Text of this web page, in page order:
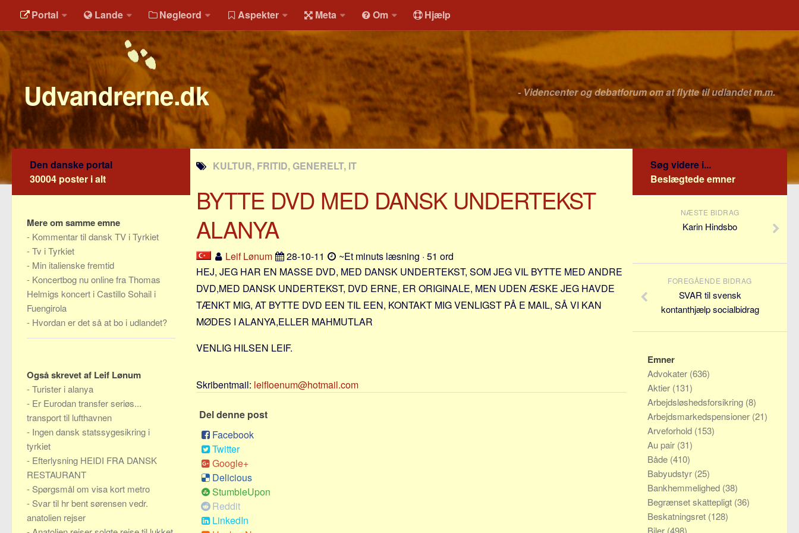
Portal Lande Nøgleord Aspekter Meta Om Hjælp
Udvandrerne.dk - Videncenter og debatforum om at flytte til udlandet m.m.
KULTUR, FRITID, GENERELT, IT
BYTTE DVD MED DANSK UNDERTEKST
ALANYA
Leif Lønum 28-10-11
~Et minuts læsning · 51 ord
HEJ, JEG HAR EN MASSE DVD, MED DANSK UNDERTEKST, SOM JEG VIL BYTTE MED ANDRE
DVD,MED DANSK UNDERTEKST, DVD ERNE, ER ORIGINALE, MEN UDEN ÆSKE JEG HAVDE
TÆNKT MIG, AT BYTTE DVD EEN TIL EEN, KONTAKT MIG VENLIGST PÅ E MAIL, SÅ VI KAN
MØDES I ALANYA,ELLER MAHMUTLAR
VENLIG HILSEN LEIF.
Skribentmail: leifloenum@hotmail.com
Del denne post
Facebook
Twitter
Google+
Delicious
StumbleUpon
Reddit
LinkedIn
Den danske portal
30004 poster i alt
Mere om samme emne
- Kommentar til dansk TV i Tyrkiet
-Tv i Tyrkiet
- Min italienske fremtid
- Koncertbog nu online fra Thomas
Helmigs koncert i Castillo Sohail i
Fuengirola
- Hvordan er det så at bo i udlandet?
Også skrevet af Leif Lønum
-Turister i alanya
- Er Eurodan transfer seriøs...
transport til lufthavnen
- Ingen dansk statssygesikring i
tyrkiet
- Efterlysning HEIDI FRA DANSK
RESTAURANT
- Spørgsmål om visa kort metro
- Svar til hr bent sørensen vedr.
anatolien rejser
Søg videre i...
Beslægtede emner
NÆSTE BIDRAG
Karin Hindsbo
FOREGÅENDE BIDRAG
SVAR til svensk
kontanthjælp socialbidrag
Emner
Advokater (636)
Aktier (131)
Arbejdsløshedsforsikring (8)
Arbejdsmarkedspensioner (21)
Arveforhold (153)
Au pair (31)
Både (410)
Babyudstyr (25)
Bankhemmelighed (38)
Begrænset skattepligt (36)
Beskatningsret (128)
Biler (498)